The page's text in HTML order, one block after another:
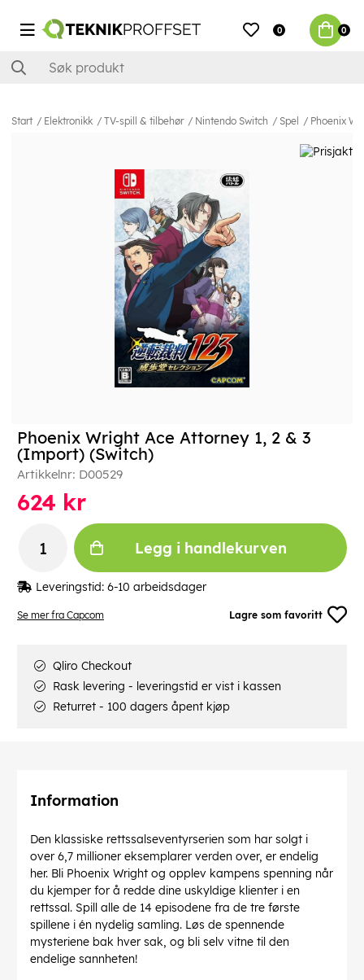
0 0
Start Elektronikk TV-spill & tilbehør Nintendo Switch Spel Phoenix
Se mer fra Capcom Lagre som favoritt
Phoenix Wright Ace Attorney 1, 2 & 3
(Import) (Switch)
Artikkelnr: D00529
624 kr
Legg i handlekurven
Leveringstid: 6-10 arbeidsdager
Qliro Checkout
Rask levering - leveringstid er vist i kassen
Returret - 100 dagers åpent kjøp
Information
Den klassiske rettssalseventyrserien som har solgt i
over 6,7 millioner eksemplarer verden over, er endelig
her. Bli Phoenix Wright og opplev kampens spenning når
du kjemper for å redde dine uskyldige klienter i en
rettssal. Spill alle de 14 episodene fra de tre første
spillene i én nydelig samling. Løs de spennende
mysteriene bak hver sak, og bli selv vitne til den
endelige sannheten!